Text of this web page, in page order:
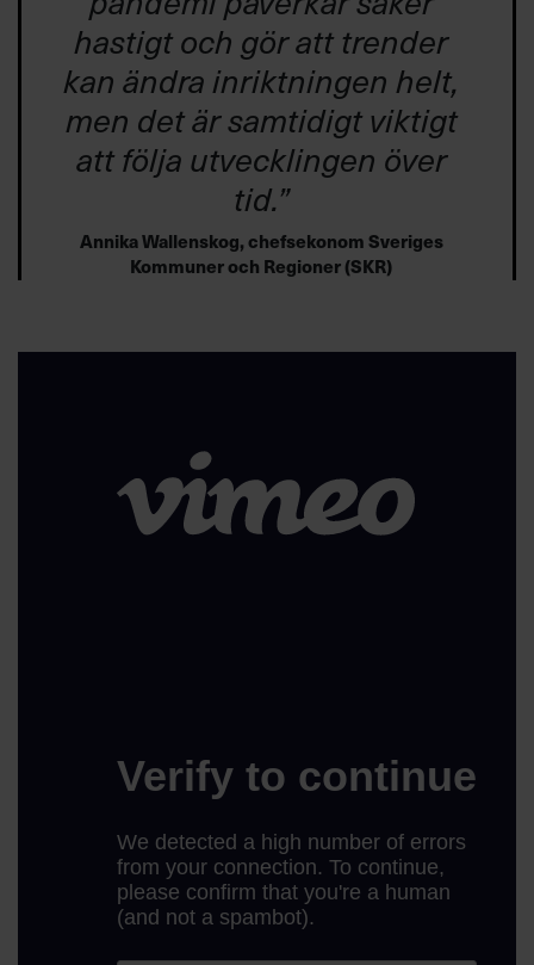
hastigt och gör att trender
kan ändra inriktningen helt,
men det är samtidigt viktigt
att följa utvecklingen över
tid.”
Annika Wallenskog, chefsekonom Sveriges
Kommuner och Regioner (SKR)